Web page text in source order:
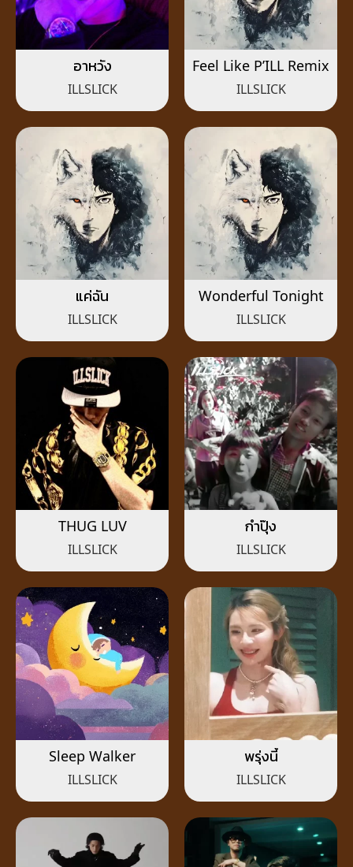
อาหวัง
ILLSLICK
Feel Like P’ILL Remix
ILLSLICK
แค่ฉัน
ILLSLICK
Wonderful Tonight
ILLSLICK
THUG LUV
ILLSLICK
กำปุ๊ง
ILLSLICK
Sleep Walker
ILLSLICK
พรุ่งนี้
ILLSLICK